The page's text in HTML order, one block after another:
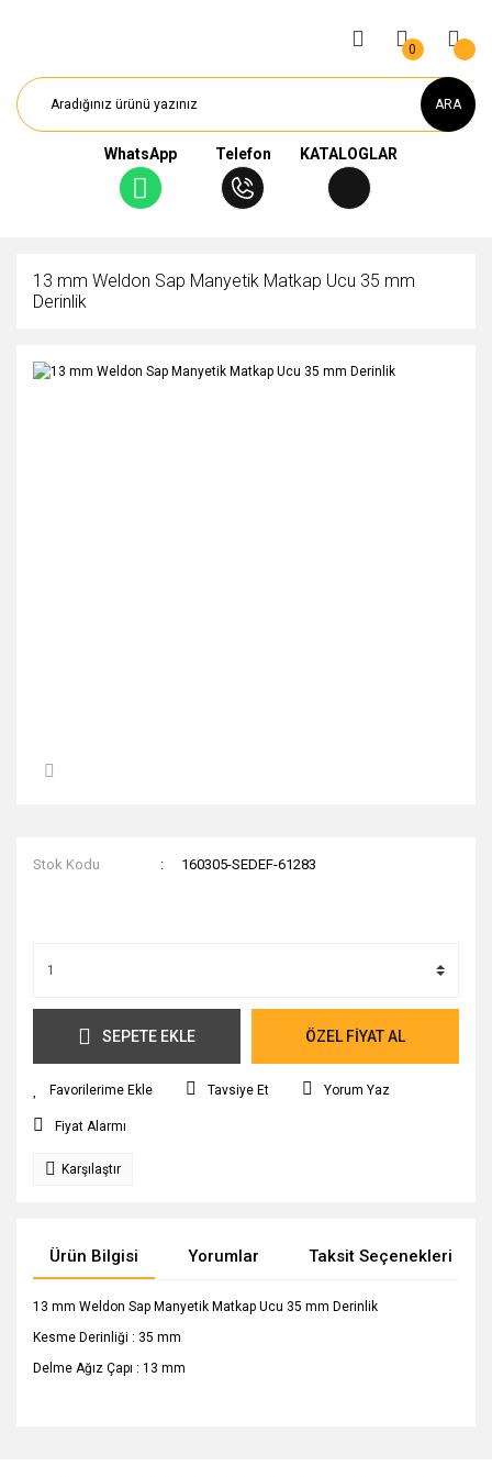
ARA
WhatsApp Telefon KATALOGLAR
0
13 mm Weldon Sap Manyetik Matkap Ucu 35 mm
Derinlik
Stok Kodu 160305-SEDEF-61283
SEPETE EKLE ÖZEL FİYAT AL
Tavsiye Et Yorum Yaz
Fiyat Alarmı
Karşılaştır
Ürün Bilgisi Yorumlar Taksit Seçenekleri
13 mm Weldon Sap Manyetik Matkap Ucu 35 mm Derinlik
Kesme Derinliği : 35 mm
Delme Ağız Çapı : 13 mm